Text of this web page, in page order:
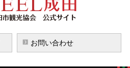
お問い合わせ